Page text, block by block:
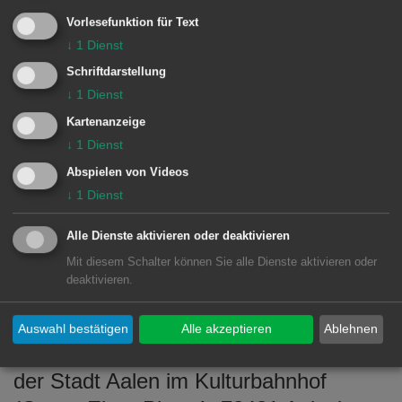
das frühkindliche Musizieren
bekommen die Besucherinnen und
Besucher im Raum der elementaren
Musikpädagogik im 2. Stock. Snacks
und Getränke mit musikalischen
Beiträgen gibt es im Samocca-Kiosk im
Foyer des Kulturbahnhofs.
INFO:
Der Schnuppertag ist kostenfrei und
der Stadt Aalen im Kulturbahnhof
Vorlesefunktion für Text
↓ 1 Dienst
Schriftdarstellung
↓ 1 Dienst
Kartenanzeige
↓ 1 Dienst
Abspielen von Videos
↓ 1 Dienst
Alle Dienste aktivieren oder deaktivieren
Mit diesem Schalter können Sie alle Dienste aktivieren oder
deaktivieren.
Ablehnen
Auswahl bestätigen Alle akzeptieren